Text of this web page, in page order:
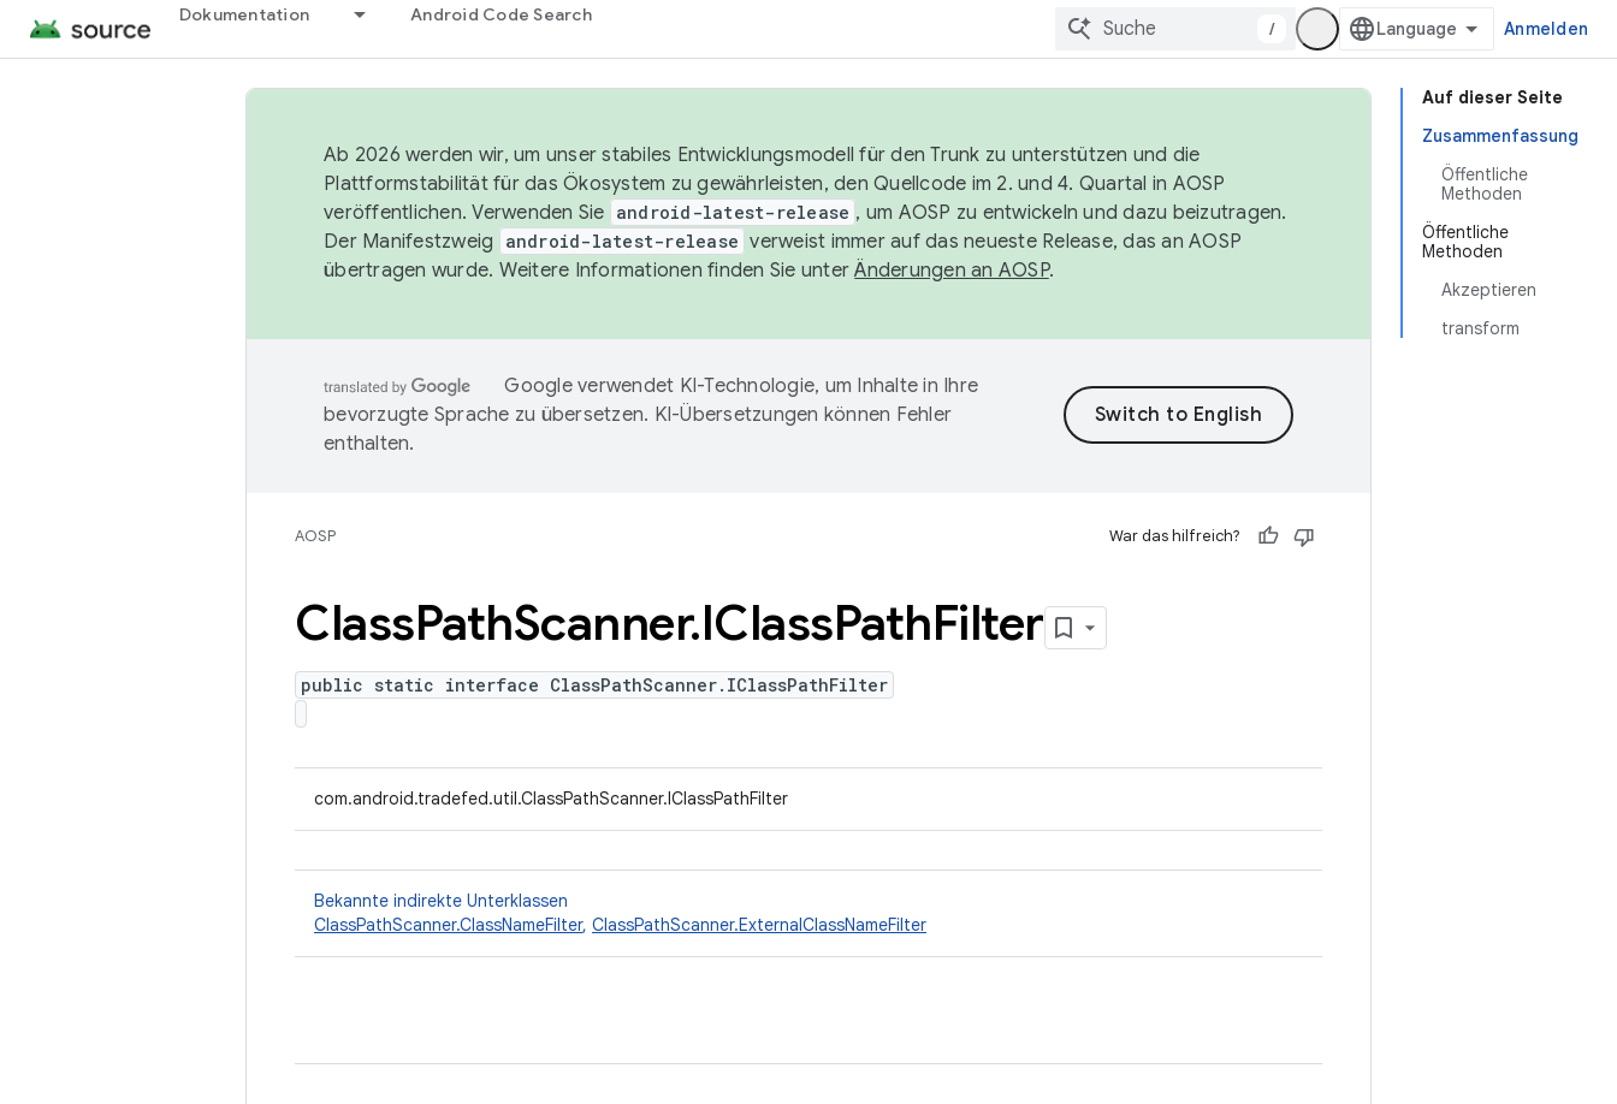
Dokumentation Android Code Search
/ Anmelden
Auf dieser Seite
Zusammenfassung
Öffentliche
Methoden
Öffentliche
Methoden
Akzeptieren
transform
Ab 2026 werden wir, um unser stabiles Entwicklungsmodell für den Trunk zu unterstützen und die
Plattformstabilität für das Ökosystem zu gewährleisten, den Quellcode im 2. und 4. Quartal in AOSP
veröffentlichen. Verwenden Sie android-latest-release , um AOSP zu entwickeln und dazu beizutragen.
Der Manifestzweig
android-latest-release verweist immer auf das neueste Release, das an AOSP
übertragen wurde. Weitere Informationen finden Sie unterÄnderungen an AOSP.
Google verwendet KI-Technologie, um Inhalte in Ihre
bevorzugte Sprache zu übersetzen. KI-Übersetzungen können Fehler
enthalten.
AOSP War das hilfreich?
ClassPathScanner.IClassPathFilter
public static interface ClassPathScanner.IClassPathFilter
com.android.tradefed.util.ClassPathScanner.IClassPathFilter
Bekannte indirekte Unterklassen
ClassPathScanner.ClassNameFilter, ClassPathScanner.ExternalClassNameFilter